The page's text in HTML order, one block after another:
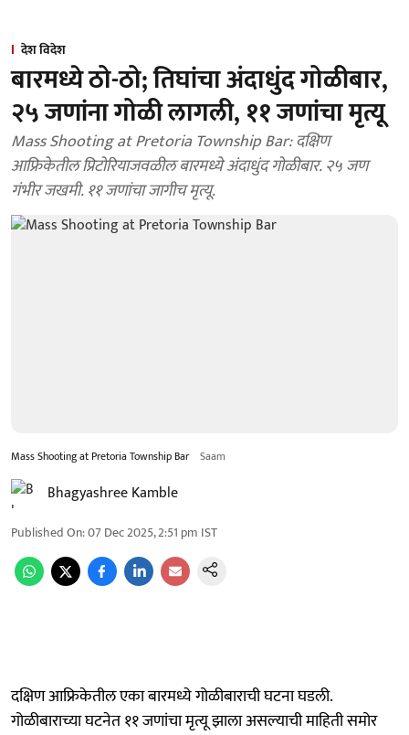
देश विदेश
बारमध्ये ठो-ठो; तिघांचा अंदाधुंद गोळीबार,
२५ जणांना गोळी लागली, ११ जणांचा मृत्यू
Mass Shooting at Pretoria Township Bar: दक्षिण
आफ्रिकेतील प्रिटोरियाजवळील बारमध्ये अंदाधुंद गोळीबार. २५ जण
गंभीर जखमी. ११ जणांचा जागीच मृत्यू.
Mass Shooting at Pretoria Township Bar Saam
Bhagyashree Kamble
Published On:07 Dec 2025, 2:51 pm IST
दक्षिण आफ्रिकेतील एका बारमध्ये गोळीबाराची घटना घडली.
गोळीबाराच्या घटनेत ११ जणांचा मृत्यू झाला असल्याची माहिती समोर